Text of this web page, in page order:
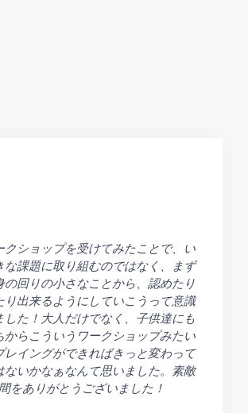
クショップを受けてみたことで、い
な課題に取り組むのではなく、まず
の回りの小さなことから、認めたり
り出来るようにしていこうって意識
した！大人だけでなく、子供達にも
からこういうワークショップみたい
レイングができればきっと変わって
ないかなぁなんて思いました。素敵
をありがとうございました！